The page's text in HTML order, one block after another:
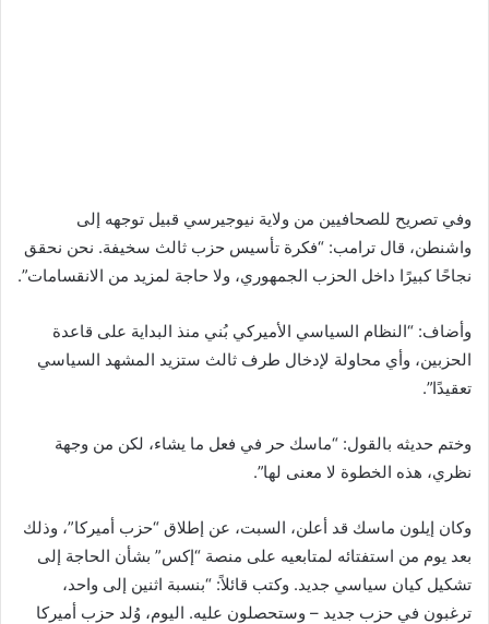
وفي تصريح للصحافيين من ولاية نيوجيرسي قبيل توجهه إلى
واشنطن، قال ترامب: “فكرة تأسيس حزب ثالث سخيفة. نحن نحقق
نجاحًا كبيرًا داخل الحزب الجمهوري، ولا حاجة لمزيد من الانقسامات”.
وأضاف: “النظام السياسي الأميركي بُني منذ البداية على قاعدة
الحزبين، وأي محاولة لإدخال طرف ثالث ستزيد المشهد السياسي
تعقيدًا”.
وختم حديثه بالقول: “ماسك حر في فعل ما يشاء، لكن من وجهة
نظري، هذه الخطوة لا معنى لها”.
وكان إيلون ماسك قد أعلن، السبت، عن إطلاق “حزب أميركا”، وذلك
بعد يوم من استفتائه لمتابعيه على منصة “إكس” بشأن الحاجة إلى
تشكيل كيان سياسي جديد. وكتب قائلاً: “بنسبة اثنين إلى واحد،
ترغبون في حزب جديد – وستحصلون عليه. اليوم، وُلد حزب أميركا